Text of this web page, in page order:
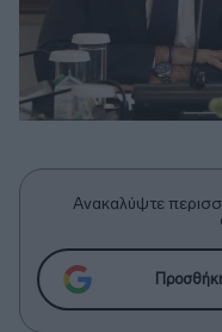
Ανακαλύψτε